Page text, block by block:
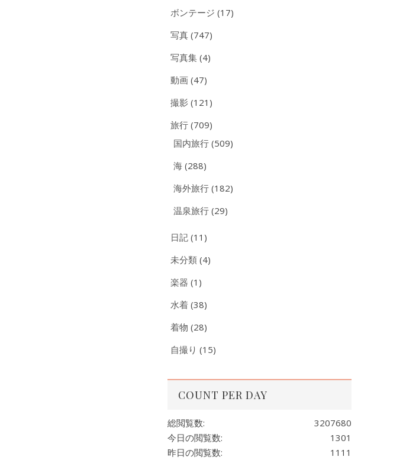
ボンテージ (17)
写真 (747)
写真集 (4)
動画 (47)
撮影 (121)
旅行 (709)
国内旅行 (509)
海 (288)
海外旅行 (182)
温泉旅行 (29)
日記 (11)
未分類 (4)
楽器 (1)
水着 (38)
着物 (28)
自撮り (15)
COUNT PER DAY
3207680
総閲覧数:
1301
今日の閲覧数:
1111
昨日の閲覧数: